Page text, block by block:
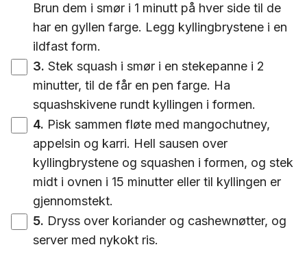
Brun dem i smør i 1 minutt på hver side til de
har en gyllen farge. Legg kyllingbrystene i en
ildfast form.
3. Stek squash i smør i en stekepanne i 2
minutter, til de får en pen farge. Ha
squashskivene rundt kyllingen i formen.
4. Pisk sammen fløte med mangochutney,
appelsin og karri. Hell sausen over
kyllingbrystene og squashen i formen, og stek
midt i ovnen i 15 minutter eller til kyllingen er
gjennomstekt.
5. Dryss over koriander og cashewnøtter, og
server med nykokt ris.